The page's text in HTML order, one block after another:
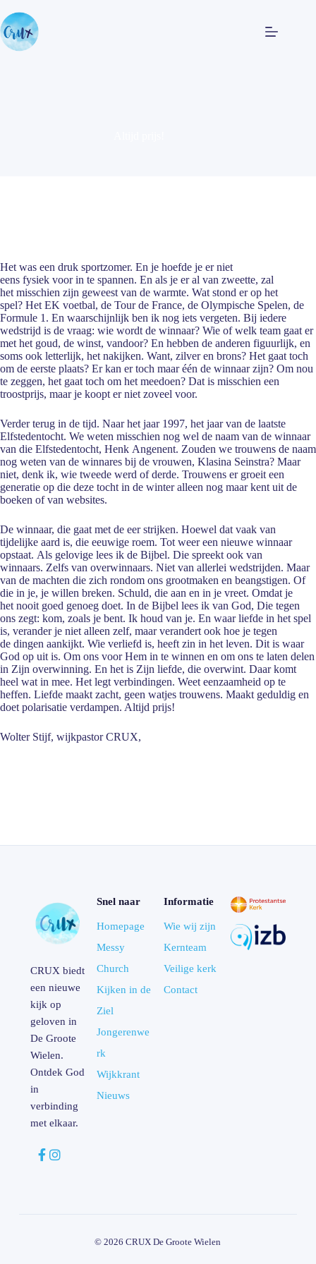
Het was een druk sportzomer. En je hoefde je er niet
eens fysiek voor in te spannen. En als je er al van zweette, zal
het misschien zijn geweest van de warmte. Wat stond er op het
spel? Het EK voetbal, de Tour de France, de Olympische Spelen, de
Formule 1. En waarschijnlijk ben ik nog iets vergeten. Bij iedere
wedstrijd is de vraag: wie wordt de winnaar? Wie of welk team gaat er
met het goud, de winst, vandoor? En hebben de anderen figuurlijk, en
soms ook letterlijk, het nakijken. Want, zilver en brons? Het gaat toch
om de eerste plaats? Er kan er toch maar één de winnaar zijn? Om nou
te zeggen, het gaat toch om het meedoen? Dat is misschien een
troostprijs, maar je koopt er niet zoveel voor.
Verder terug in de tijd. Naar het jaar 1997, het jaar van de laatste
Elfstedentocht. We weten misschien nog wel de naam van de winnaar
van die Elfstedentocht, Henk Angenent. Zouden we trouwens de naam
nog weten van de winnares bij de vrouwen, Klasina Seinstra? Maar
niet, denk ik, wie tweede werd of derde. Trouwens er groeit een
generatie op die deze tocht in de winter alleen nog maar kent uit de
boeken of van websites.
De winnaar, die gaat met de eer strijken. Hoewel dat vaak van
tijdelijke aard is, die eeuwige roem. Tot weer een nieuwe winnaar
opstaat. Als gelovige lees ik de Bijbel. Die spreekt ook van
winnaars. Zelfs van overwinnaars. Niet van allerlei wedstrijden. Maar
van de machten die zich rondom ons grootmaken en beangstigen. Of
die in je, je willen breken. Schuld, die aan en in je vreet. Omdat je
het nooit goed genoeg doet. In de Bijbel lees ik van God, Die tegen
ons zegt: kom, zoals je bent. Ik houd van je. En waar liefde in het spel
is, verander je niet alleen zelf, maar verandert ook hoe je tegen
de dingen aankijkt. Wie verliefd is, heeft zin in het leven. Dit is waar
God op uit is. Om ons voor Hem in te winnen en om ons te laten delen
in Zijn overwinning. En het is Zijn liefde, die overwint. Daar komt
heel wat in mee. Het legt verbindingen. Weet eenzaamheid op te
heffen. Liefde maakt zacht, geen watjes trouwens. Maakt geduldig en
doet polarisatie verdampen. Altijd prijs!
Wolter Stijf, wijkpastor CRUX,
CRUX biedt
een nieuwe
kijk op
geloven in
De Groote
Wielen.
Ontdek God
in
verbinding
met elkaar.
Snel naar
Homepage
Messy
Church
Kijken in de
Ziel
Jongerenwe
rk
Wijkkrant
Nieuws
Informatie
Wie wij zijn
Kernteam
Veilige kerk
Contact
© 2026 CRUX De Groote Wielen